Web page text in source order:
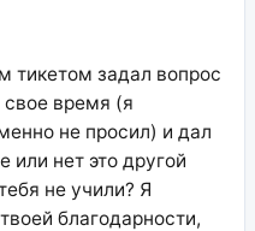
тикетом задал вопрос
свое время (я
не просил) и дал
или нет это другой
не учили? Я
благодарности,